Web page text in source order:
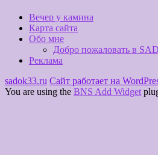
Вечер у камина
Карта сайта
Обо мне
Добро пожаловать в
Реклама
sadok33.ru Сайт работает на
You are using the BNS Add Widget